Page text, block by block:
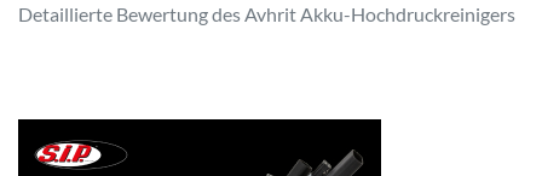
Detaillierte Bewertung des Avhrit Akku-Hochdruckreinigers